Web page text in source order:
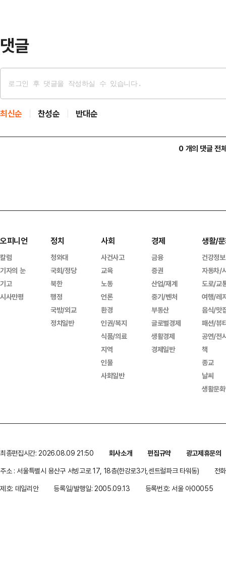
댓글
최신순 찬성순 반대순
0 개의 댓글 전
오피니언
칼럼
기자의 눈
기고
시사만평
정치
청와대
국회/정당
북한
행정
국방/외교
정치일반
사회
사건사고
교육
노동
언론
환경
인권/복지
식품/의료
지역
인물
사회일반
경제
금융
증권
산업/재계
중기/벤처
부동산
글로벌경제
생활경제
경제일반
생활/
건강정보
자동차/
도로/교
여행/레
음식/맛
패션/뷰
공연/전
책
종교
날씨
생활문
최종편집시간: 2026.08.09 21:50 회사소개 편집규약
광고제휴문의
주소 : 서울특별시 용산구 서빙고로 17, 18층(한강로3가,센트럴파크 타워동)
전
제호: 데일리안
등록일/발행일: 2005.09.13 등록번호: 서울 아00055